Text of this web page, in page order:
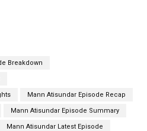
Breakdown
Mann Atisundar Episode Recap
Mann Atisundar Episode Summary
Mann Atisundar Latest Episode